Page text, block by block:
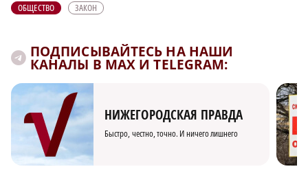
ОБЩЕСТВО ЗАКОН
ПОДПИСЫВАЙТЕСЬ НА НАШИ
КАНАЛЫ В MAX И TELEGRAM:
НИЖЕГОРОДСКАЯ ПРАВДА
Быстро, честно, точно. И ничего лишнего